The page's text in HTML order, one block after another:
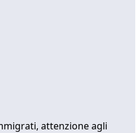
attenzione agli